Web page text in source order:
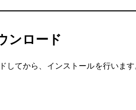
ンロード
してから、インストールを行います